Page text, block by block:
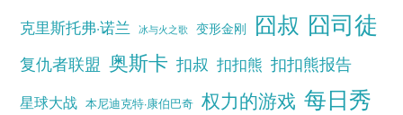
克里斯托弗·诺兰 冰与火之歌 变形金刚 囧叔 囧司徒
复仇者联盟 奥斯卡 扣叔 扣扣熊 扣扣熊报告
星球大战 本尼迪克特·康伯巴奇 权力的游戏 每日秀